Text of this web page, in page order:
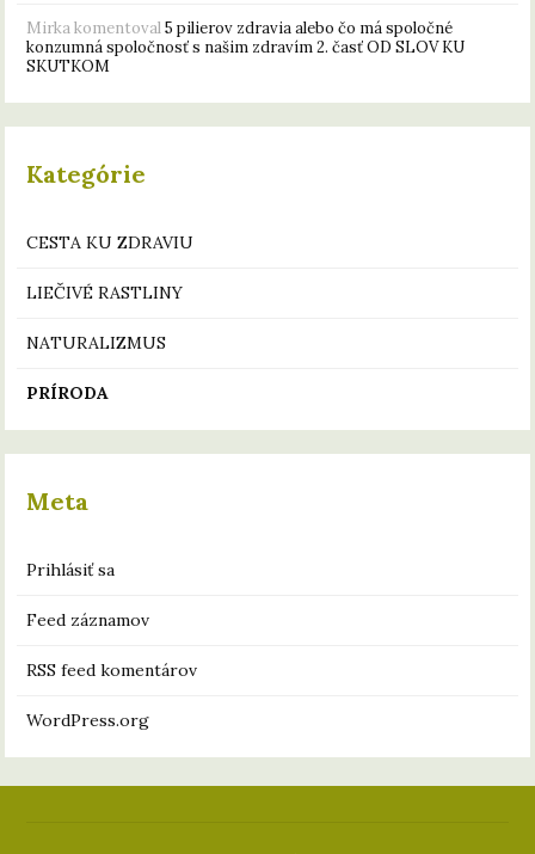
Mirkakomentoval5 pilierov zdravia alebo čo má spoločné
konzumná spoločnosť s našim zdravím 2. časť OD SLOV KU
SKUTKOM
Kategórie
CESTA KU ZDRAVIU
LIEČIVÉ RASTLINY
NATURALIZMUS
PRÍRODA
Meta
Prihlásiť sa
Feed záznamov
RSS feed komentárov
WordPress.org